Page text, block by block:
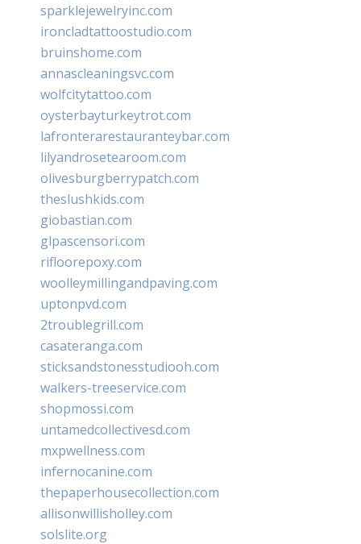
sparklejewelryinc.com
ironcladtattoostudio.com
bruinshome.com
annascleaningsvc.com
wolfcitytattoo.com
oysterbayturkeytrot.com
lafronterarestauranteybar.com
lilyandrosetearoom.com
olivesburgberrypatch.com
theslushkids.com
giobastian.com
glpascensori.com
rifloorepoxy.com
woolleymillingandpaving.com
uptonpvd.com
2troublegrill.com
casateranga.com
sticksandstonesstudiooh.com
walkers-treeservice.com
shopmossi.com
untamedcollectivesd.com
mxpwellness.com
infernocanine.com
thepaperhousecollection.com
allisonwillisholley.com
solslite.org